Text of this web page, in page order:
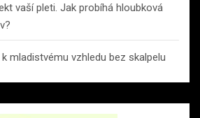
vaší pleti. Jak probíhá hloubková
mladistvému vzhledu bez skalpelu